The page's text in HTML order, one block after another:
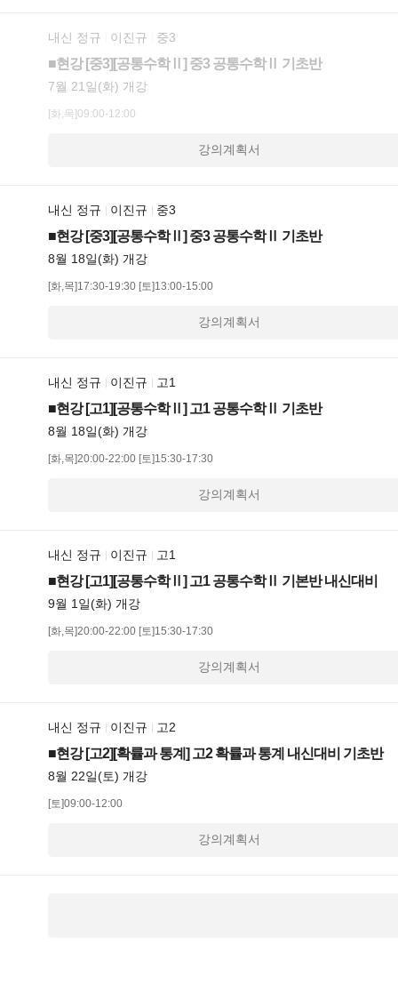
내신 정규 이진규 중3
■현강 [중3][공통수학Ⅱ] 중3 공통수학Ⅱ 기초반
7월 21일(화) 개강
[화,목]09:00-12:00
강의계획서
내신 정규 이진규 중3
■현강 [중3][공통수학Ⅱ] 중3 공통수학Ⅱ 기초반
8월 18일(화) 개강
[화,목]17:30-19:30 [토]13:00-15:00
강의계획서
내신 정규 이진규 고1
■현강 [고1][공통수학Ⅱ] 고1 공통수학Ⅱ 기초반
8월 18일(화) 개강
[화,목]20:00-22:00 [토]15:30-17:30
강의계획서
내신 정규 이진규 고1
■현강 [고1][공통수학Ⅱ] 고1 공통수학Ⅱ 기본반 내신대비
9월 1일(화) 개강
[화,목]20:00-22:00 [토]15:30-17:30
강의계획서
내신 정규 이진규 고2
■현강 [고2][확률과 통계] 고2 확률과 통계 내신대비 기초반
8월 22일(토) 개강
[토]09:00-12:00
강의계획서